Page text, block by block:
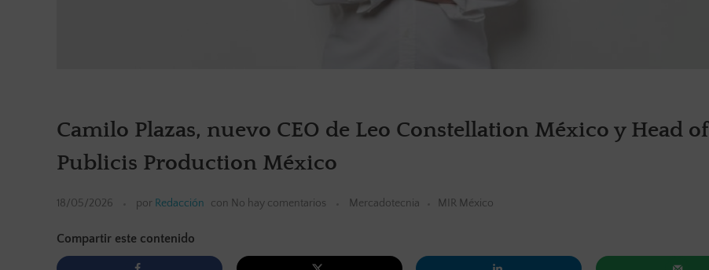
Camilo Plazas, nuevo CEO de Leo Constellation México y Head of
Publicis Production México
18/05/2026 por Redacción con No hay comentarios Mercadotecnia MIR México
Compartir este contenido